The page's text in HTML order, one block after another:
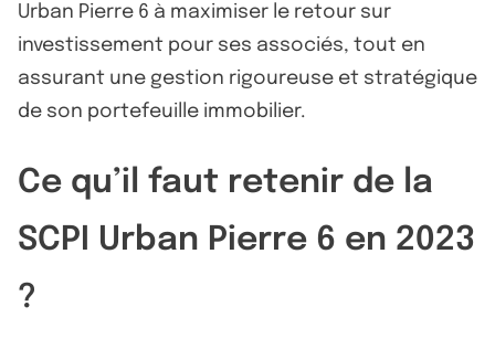
Urban Pierre 6 à maximiser le retour sur
investissement pour ses associés, tout en
assurant une gestion rigoureuse et stratégique
de son portefeuille immobilier.
Ce qu’il faut retenir de la
SCPI Urban Pierre 6 en 2023
?